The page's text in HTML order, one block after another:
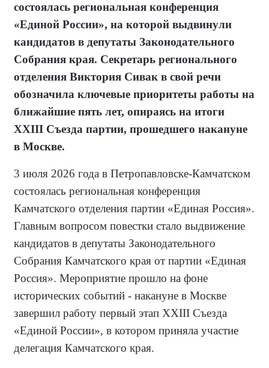
состоялась региональная конференция
«Единой России», на которой выдвинули
кандидатов в депутаты Законодательного
Собрания края. Секретарь регионального
отделения Виктория Сивак в свой речи
обозначила ключевые приоритеты работы на
ближайшие пять лет, опираясь на итоги
XXIII Съезда партии, прошедшего накануне
в Москве.
3 июля 2026 года в Петропавловске-Камчатском
состоялась региональная конференция
Камчатского отделения партии «Единая Россия».
Главным вопросом повестки стало выдвижение
кандидатов в депутаты Законодательного
Собрания Камчатского края от партии «Единая
Россия». Мероприятие прошло на фоне
исторических событий - накануне в Москве
завершил работу первый этап XXIII Съезда
«Единой России», в котором приняла участие
делегация Камчатского края.